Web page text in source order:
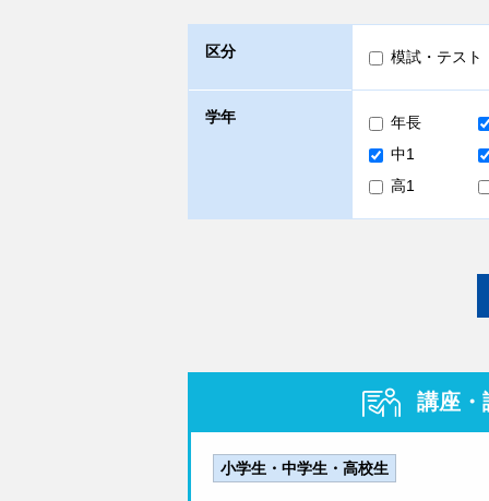
区分 模試・テスト
学年
年長
中1
高1
講座・
小学生・中学生・高校生